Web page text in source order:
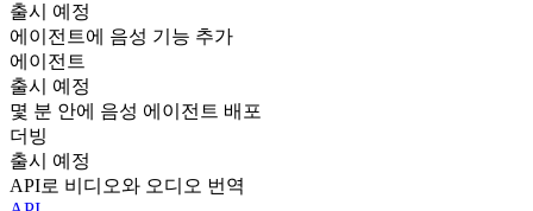
출시 예정
에이전트에 음성 기능 추가
에이전트
출시 예정
몇 분 안에 음성 에이전트 배포
더빙
출시 예정
API로 비디오와 오디오 번역